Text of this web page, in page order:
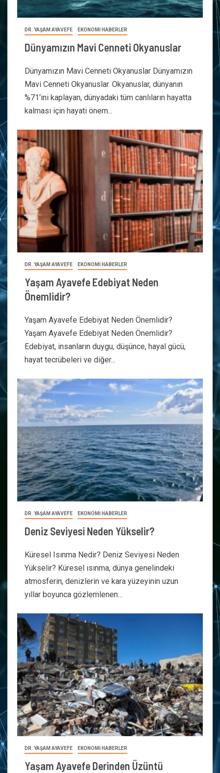
DR. YAŞAM AYAVEFE EKONOMİ HABERLER
Dünyamızın Mavi Cenneti Okyanuslar
Dünyamızın Mavi Cenneti Okyanuslar Dünyamızın
Mavi Cenneti Okyanuslar. Okyanuslar, dünyanın
%71'ini kaplayan, dünyadaki tüm canlıların hayatta
kalması için hayati önem...
DR. YAŞAM AYAVEFE EKONOMİ HABERLER
Yaşam Ayavefe Edebiyat Neden
Önemlidir?
Yaşam Ayavefe Edebiyat Neden Önemlidir?
Yaşam Ayavefe Edebiyat Neden Önemlidir?
Edebiyat, insanların duygu, düşünce, hayal gücü,
hayat tecrübeleri ve diğer...
DR. YAŞAM AYAVEFE EKONOMİ HABERLER
Deniz Seviyesi Neden Yükselir?
Küresel Isınma Nedir? Deniz Seviyesi Neden
Yükselir? Küresel ısınma, dünya genelindeki
atmosferin, denizlerin ve kara yüzeyinin uzun
yıllar boyunca gözlemlenen...
DR. YAŞAM AYAVEFE EKONOMİ HABERLER
Yaşam Ayavefe Derinden Üzüntü